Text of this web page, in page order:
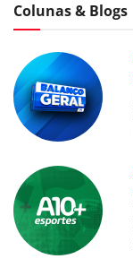
Colunas & Blogs